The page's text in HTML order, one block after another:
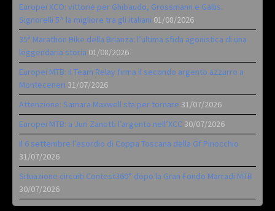
Europei XCO: vittorie per Ghibaudo, Grossmann e Gallis.
Signorelli 5^ la migliore tra gli italiani 01/08/2026
35ª Marathon Bike della Brianza: l’ultima sfida agonistica di una
leggendaria storia 01/08/2026
Europei MTB: il Team Relay firma il secondo argento azzurro a
Monteceneri 31/07/2026
Attenzione: Samara Maxwell sta per tornare 31/07/2026
Europei MTB: a Juri Zanotti l’argento nell’XCC 30/07/2026
Il 6 settembre l’esordio di Coppa Toscana della Gf Pinocchio
31/07/2026
Situazione circuiti Contest360° dopo la Gran Fondo Marradi MTB
30/07/2026